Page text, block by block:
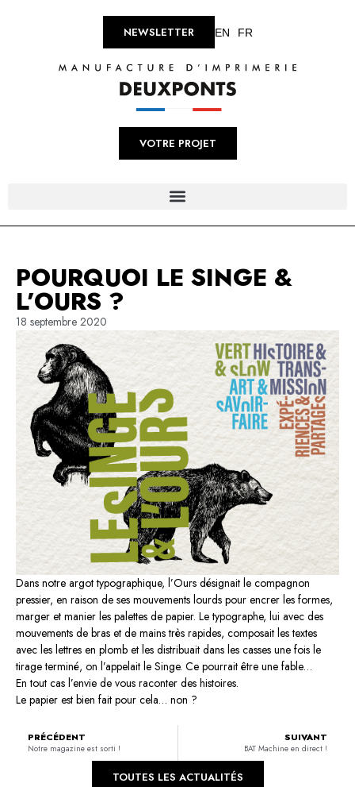
NEWSLETTER EN FR
VOTRE PROJET
POURQUOI LE SINGE &
L’OURS ?
18 septembre 2020
Dans notre argot typographique, l’Ours désignait le compagnon
pressier, en raison de ses mouvements lourds pour encrer les formes,
marger et manier les palettes de papier. Le typographe, lui avec des
mouvements de bras et de mains très rapides, composait les textes
avec les lettres en plomb et les distribuait dans les casses une fois le
tirage terminé, on l’appelait le Singe. Ce pourrait être une fable…
En tout cas l’envie de vous raconter des histoires.
Le papier est bien fait pour cela… non ?
PRÉCÉDENT
Notre magazine est sorti !
SUIVANT
BAT Machine en direct !
TOUTES LES ACTUALITÉS